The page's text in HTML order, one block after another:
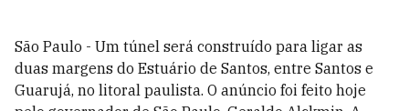
São Paulo - Um túnel será construído para ligar as
duas margens do Estuário de Santos, entre Santos e
Guarujá, no litoral paulista. O anúncio foi feito hoje